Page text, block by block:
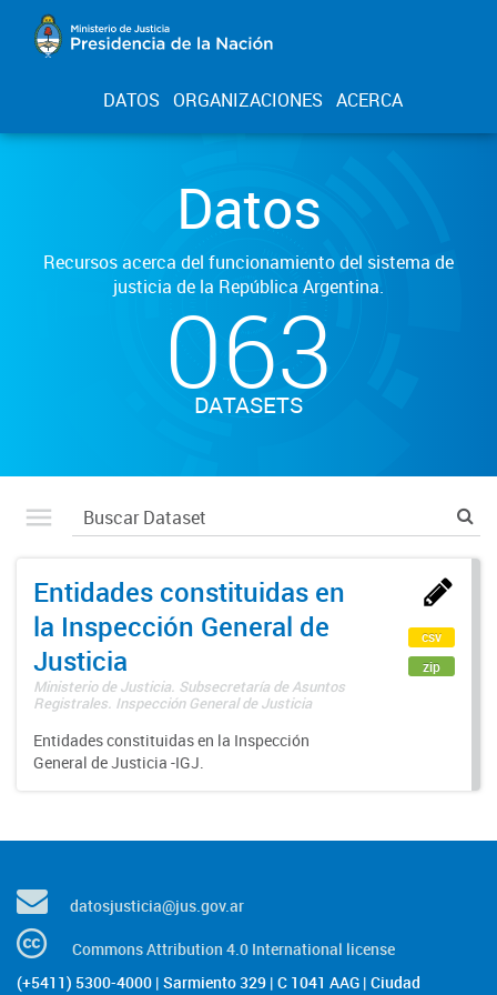
DATOS ORGANIZACIONES ACERCA
Datos
Recursos acerca del funcionamiento del sistema de
justicia de la República Argentina.
063
DATASETS
Entidades constituidas en
la Inspección General de
Justicia
Ministerio de Justicia. Subsecretaría de Asuntos
Registrales. Inspección General de Justicia
Entidades constituidas en la Inspección
General de Justicia -IGJ.
csv
zip
datosjusticia@jus.gov.ar
Commons Attribution 4.0 International license
(+5411) 5300-4000 | Sarmiento 329 | C 1041 AAG | Ciudad